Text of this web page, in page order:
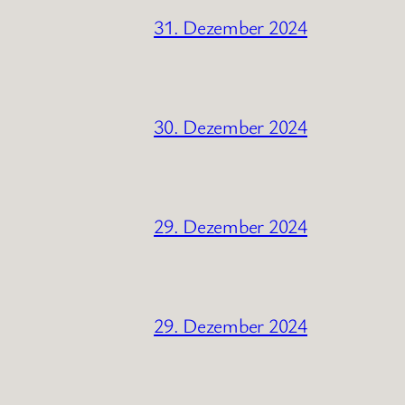
31. Dezember 2024
30. Dezember 2024
29. Dezember 2024
29. Dezember 2024